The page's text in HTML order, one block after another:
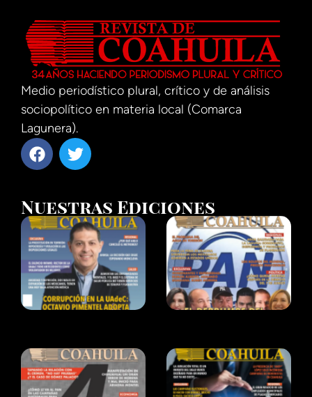
Medio periodístico plural, crítico y de análisis
sociopolítico en materia local (Comarca
Lagunera).
Nuestras Ediciones